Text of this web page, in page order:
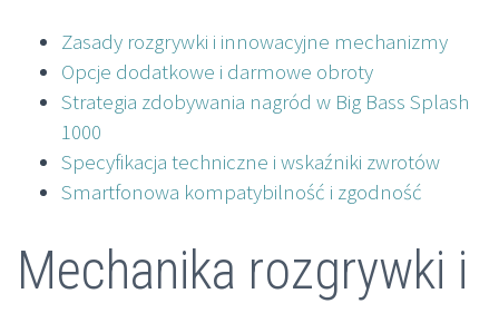
Zasady rozgrywki i innowacyjne mechanizmy
Opcje dodatkowe i darmowe obroty
Strategia zdobywania nagród w Big Bass Splash
1000
Specyfikacja techniczne i wskaźniki zwrotów
Smartfonowa kompatybilność i zgodność
Mechanika rozgrywki i